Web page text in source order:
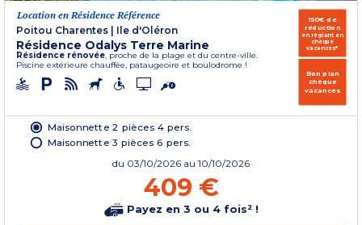
Location en Résidence Référence
Poitou Charentes
Ile d'Oléron
Résidence Odalys Terre Marine
Résidence rénovée, proche de la plage et du centre-ville.
Piscine extérieure chauffée, pataugeoire et boulodrome !
150€ de
réduction
en réglant en
chèque
vacances*
Bon plan
chèque
vacances
Maisonnette 2 pièces 4 pers.
Maisonnette 3 pièces 6 pers.
du 03/10/2026 au 10/10/2026
409 €
Payez en 3 ou 4 fois² !